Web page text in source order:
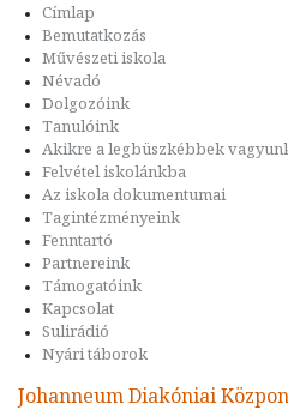
Címlap
Bemutatkozás
Művészeti iskola
Névadó
Dolgozóink
Tanulóink
Akikre a legbüszkébbek
Felvétel iskolánkba
Az iskola dokumentumai
Tagintézményeink
Fenntartó
Partnereink
Támogatóink
Kapcsolat
Sulirádió
Nyári táborok
Johanneum Diakóniai